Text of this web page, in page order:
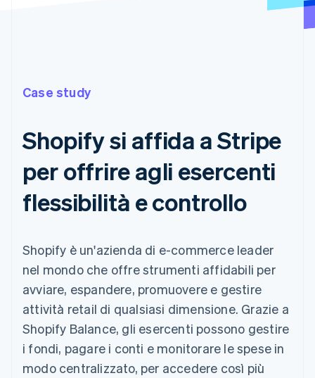
Case study
Shopify si affida a Stripe
per offrire agli esercenti
flessibilità e controllo
Shopify è un'azienda di e-commerce leader
nel mondo che offre strumenti affidabili per
avviare, espandere, promuovere e gestire
attività retail di qualsiasi dimensione. Grazie a
Shopify Balance, gli esercenti possono gestire
i fondi, pagare i conti e monitorare le spese in
modo centralizzato, per accedere così più